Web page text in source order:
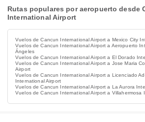
Rutas populares por aeropuerto desde
International Airport
Vuelos de Cancun International Airport a Mexico City
Vuelos de Cancun International Airport a Aeropuerto
Ángeles
Vuelos de Cancun International Airport a El Dorado
Vuelos de Cancun International Airport a Jose Maria
Airport
Vuelos de Cancun International Airport a Licenciado
International Airport
Vuelos de Cancun International Airport a La Aurora
Vuelos de Cancun International Airport a Villahermosa